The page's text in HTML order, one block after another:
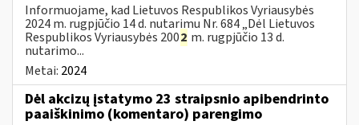
Informuojame, kad Lietuvos Respublikos Vyriausybės
2024 m. rugpjūčio 14 d. nutarimu Nr. 684 „Dėl Lietuvos
Respublikos Vyriausybės 2002 m. rugpjūčio 13 d.
nutarimo...
Metai: 2024
Dėl akcizų įstatymo 23 straipsnio apibendrinto
paaiškinimo (komentaro) parengimo